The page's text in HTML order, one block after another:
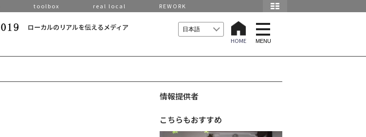
toolbox real local REWORK
ローカルのリアルを伝えるメディア
HOME
t
o
g
l
MENU
情報提供者
こちらもおすすめ